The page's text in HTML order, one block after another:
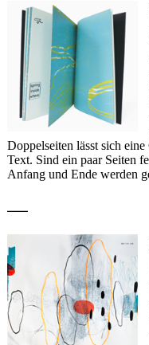
Doppelseiten lässt sich
Text. Sind ein paar Seiten
Anfang und Ende werden
—